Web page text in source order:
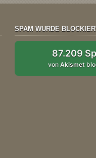
SPAM WURDE
87.209
vonAkismet